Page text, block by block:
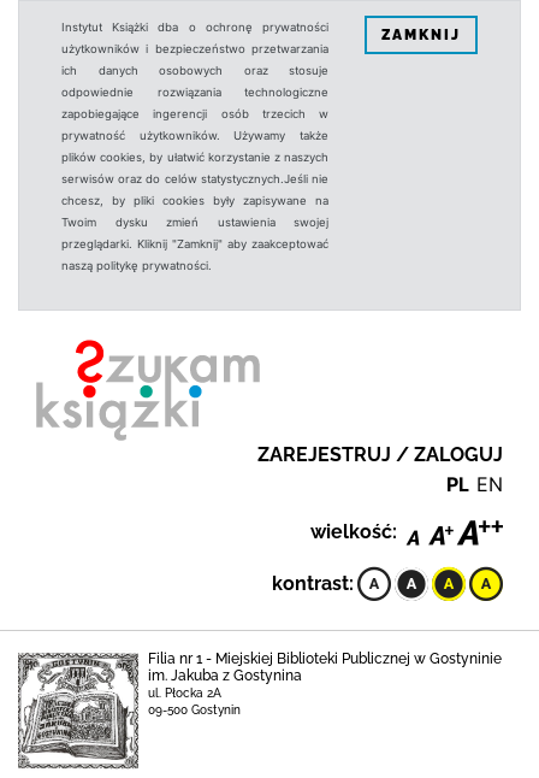
Instytut Książki dba o ochronę prywatności
użytkowników i bezpieczeństwo przetwarzania
ich danych osobowych oraz stosuje
odpowiednie rozwiązania technologiczne
zapobiegające ingerencji osób trzecich w
prywatność użytkowników. Używamy także
plików cookies, by ułatwić korzystanie z naszych
serwisów oraz do celów statystycznych.Jeśli nie
chcesz, by pliki cookies były zapisywane na
Twoim dysku zmień ustawienia swojej
przeglądarki. Kliknij "Zamknij" aby zaakceptować
naszą politykę prywatności.
ZAMKNIJ
ZAREJESTRUJ / ZALOGUJ
PL EN
wielkość:
kontrast:
Filia nr 1 - Miejskiej Biblioteki Publicznej w Gostyninie
im. Jakuba z Gostynina
ul. Płocka 2A
09-500 Gostynin